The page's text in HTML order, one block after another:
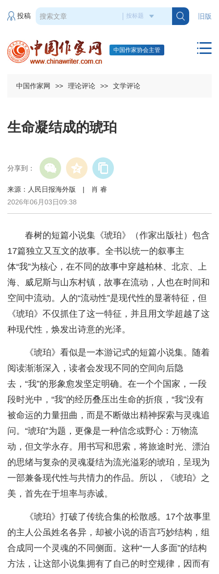
旧版
投稿
中国作家协会主管
中国作家网 >> 理论评论 >> 文学评论
生命凝结成的琥珀
分享到：
来源：人民日报海外版 | 肖 睿
2026年06月03日09:38
春树的短篇小说集《琥珀》（作家出版社）包含
17篇独立又互文的故事。全书以统一的叙事主
体“我”为核心，在不同的故事中穿越柏林、北京、上
海、威尼斯与山东村镇，故事在流动，人也在时间和
空间中流动。人的“流动性”是现代性的显著特征，但
《琥珀》不仅抓住了这一特征，并且用文学超越了这
种现代性，焕发出诗意的光泽。
《琥珀》看似是一本游记式的短篇小说集。随着
阅读渐渐深入，读者会发现不同的空间向后隐
去，“我”的形象愈发坚定明确。在一个个国家，一段
段时光中，“我”的经历叠压出生命的折痕，“我”没有
被命运的力量扭曲，而是不断做出精神探索与灵魂追
问。“琥珀”为题，更像是一种信念或野心：万物流
动，但文学永存。用书写和思索，将旅途时光、漂泊
的思绪与复杂的灵魂凝结为流光溢彩的琥珀，呈现为
一部兼备现代性与共情力的作品。所以，《琥珀》之
美，首先在于坦率与赤诚。
《琥珀》打破了传统合集的松散感。17个故事里
的主人公虽姓名各异，却被小说的语言巧妙结构，组
合成同一个灵魂的不同侧面。这种“一人多面”的结构
方法，让这部小说集拥有了自己的时空规律，因而有